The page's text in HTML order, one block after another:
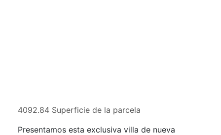
4092.84 Superficie de la parcela
Presentamos esta exclusiva villa de nueva